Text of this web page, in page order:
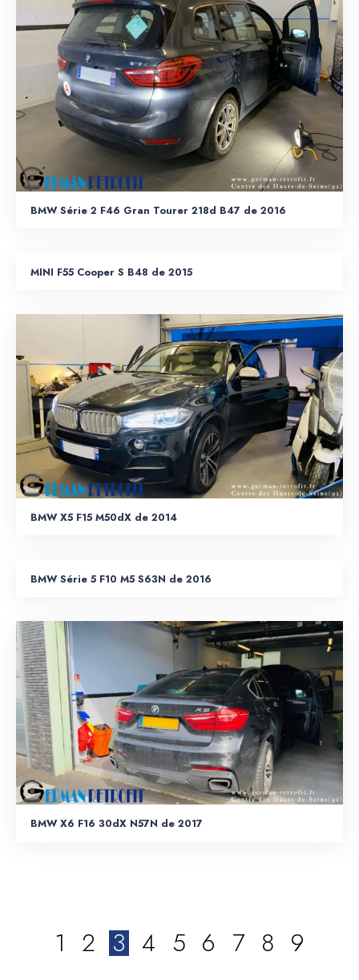
BMW Série 2 F46 Gran Tourer 218d B47 de 2016
MINI F55 Cooper S B48 de 2015
BMW X5 F15 M50dX de 2014
BMW Série 5 F10 M5 S63N de 2016
BMW X6 F16 30dX N57N de 2017
1 2 3 4 5 6 7 8 9